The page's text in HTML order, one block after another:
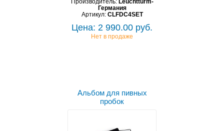
Производитель: Leuchtturm-
Германия
Артикул: CLFDC4SET
Цена: 2 990.00 руб.
Нет в продаже
Альбом для пивных
пробок